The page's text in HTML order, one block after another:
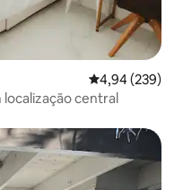
4,94 de uma
4,94 (239)
localização central